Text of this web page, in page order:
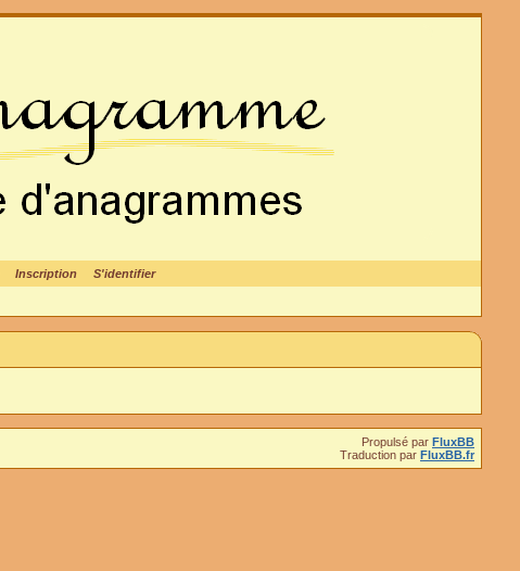
Inscription S'identifier
Propulsé par FluxBB
Traduction par FluxBB.fr